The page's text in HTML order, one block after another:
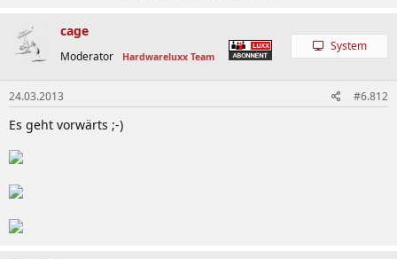
cage
Moderator Hardwareluxx Team
System
24.03.2013 #6.812
Es geht vorwärts ;-)